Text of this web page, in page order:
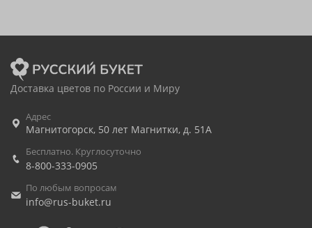
Доставка цветов по России и Миру
Адрес
Магнитогорск, 50 лет Магнитки, д. 51А
Бесплатно. Круглосуточно
8-800-333-0905
По любым вопросам
info@rus-buket.ru